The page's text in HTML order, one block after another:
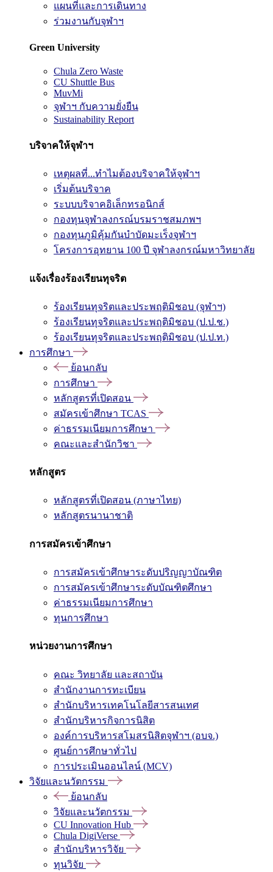
แผนที่และการเดินทาง
ร่วมงานกับจุฬาฯ
Green University
Chula Zero Waste
CU Shuttle Bus
MuvMi
จุฬาฯ กับความยั่งยืน
Sustainability Report
บริจาคให้จุฬาฯ
เหตุผลที่...ทำไมต้องบริจาคให้จุฬาฯ
เริ่มต้นบริจาค
ระบบบริจาคอิเล็กทรอนิกส์
กองทุนจุฬาลงกรณ์บรมราชสมภพฯ
กองทุนภูมิคุ้มกันบำบัดมะเร็งจุฬาฯ
โครงการอุทยาน 100 ปี จุฬาลงกรณ์มหาวิทยาลัย
แจ้งเรื่องร้องเรียนทุจริต
ร้องเรียนทุจริตและประพฤติมิชอบ (จุฬาฯ)
ร้องเรียนทุจริตและประพฤติมิชอบ (ป.ป.ช.)
ร้องเรียนทุจริตและประพฤติมิชอบ (ป.ป.ท.)
การศึกษา
ย้อนกลับ
การศึกษา
หลักสูตรที่เปิดสอน
สมัครเข้าศึกษา TCAS
ค่าธรรมเนียมการศึกษา
คณะและสำนักวิชา
หลักสูตร
หลักสูตรที่เปิดสอน (ภาษาไทย)
หลักสูตรนานาชาติ
การสมัครเข้าศึกษา
การสมัครเข้าศึกษาระดับปริญญาบัณฑิต
การสมัครเข้าศึกษาระดับบัณฑิตศึกษา
ค่าธรรมเนียมการศึกษา
ทุนการศึกษา
หน่วยงานการศึกษา
คณะ วิทยาลัย และสถาบัน
สำนักงานการทะเบียน
สำนักบริหารเทคโนโลยีสารสนเทศ
สำนักบริหารกิจการนิสิต
องค์การบริหารสโมสรนิสิตจุฬาฯ (อบจ.)
ศูนย์การศึกษาทั่วไป
การประเมินออนไลน์ (MCV)
วิจัยและนวัตกรรม
ย้อนกลับ
วิจัยและนวัตกรรม
CU Innovation Hub
Chula DigiVerse
สำนักบริหารวิจัย
ทุนวิจัย